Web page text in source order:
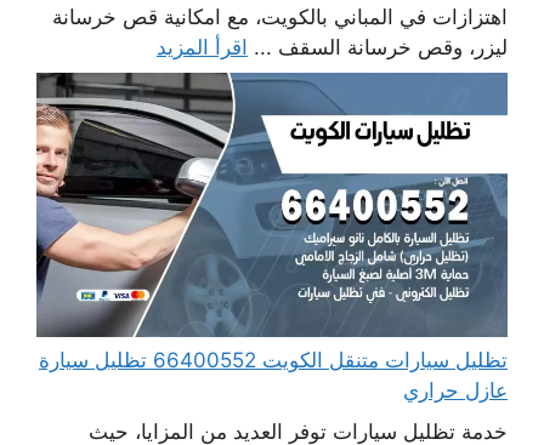
اهتزازات في المباني بالكويت، مع امكانية قص خرسانة
ليزر، وقص خرسانة السقف ... اقرأ المزيد
تظليل سيارات متنقل الكويت 66400552 تظليل سيارة
عازل حراري
خدمة تظليل سيارات توفر العديد من المزايا، حيث